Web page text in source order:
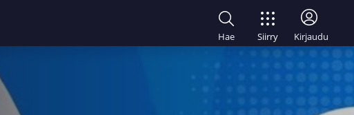
Hae Siirry Kirjaudu